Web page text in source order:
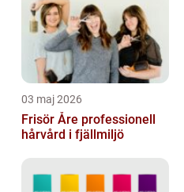
03 maj 2026
Frisör Åre professionell
hårvård i fjällmiljö